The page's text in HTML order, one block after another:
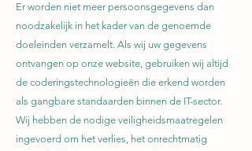
Er worden niet meer persoonsgegevens dan
noodzakelijk in het kader van de genoemde
doeleinden verzamelt. Als wij uw gegevens
ontvangen op onze website, gebruiken wij altijd
de coderingstechnologieën die erkend worden
als gangbare standaarden binnen de IT-sector.
Wij hebben de nodige veiligheidsmaatregelen
ingevoerd om het verlies, het onrechtmatig